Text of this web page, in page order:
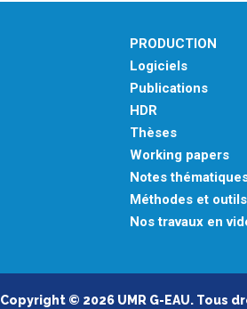
PRODUCTION
Logiciels
Publications
HDR
Thèses
Working papers
Notes
Méthodes et outils
Nos travaux en
Copyright © 2026 UMR G-EAU. Tous